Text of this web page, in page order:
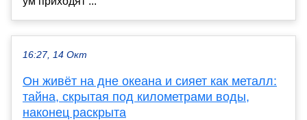
16:27, 14 Окт
Он живёт на дне океана и сияет как металл:
тайна, скрытая под километрами воды,
наконец раскрыта